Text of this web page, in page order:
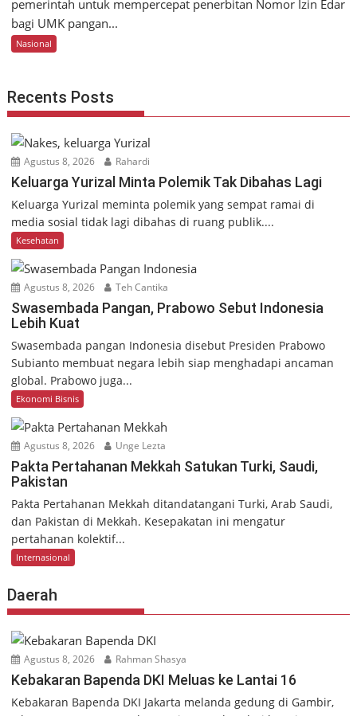
pemerintah untuk mempercepat penerbitan Nomor Izin Edar
bagi UMK pangan...
Nasional
Recents Posts
Agustus 8, 2026 Rahardi
Keluarga Yurizal Minta Polemik Tak Dibahas Lagi
Keluarga Yurizal meminta polemik yang sempat ramai di
media sosial tidak lagi dibahas di ruang publik....
Kesehatan
Agustus 8, 2026 Teh Cantika
Swasembada Pangan, Prabowo Sebut Indonesia
Lebih Kuat
Swasembada pangan Indonesia disebut Presiden Prabowo
Subianto membuat negara lebih siap menghadapi ancaman
global. Prabowo juga...
Ekonomi Bisnis
Agustus 8, 2026 Unge Lezta
Pakta Pertahanan Mekkah Satukan Turki, Saudi,
Pakistan
Pakta Pertahanan Mekkah ditandatangani Turki, Arab Saudi,
dan Pakistan di Mekkah. Kesepakatan ini mengatur
pertahanan kolektif...
Internasional
Daerah
Agustus 8, 2026 Rahman Shasya
Kebakaran Bapenda DKI Meluas ke Lantai 16
Kebakaran Bapenda DKI Jakarta melanda gedung di Gambir,